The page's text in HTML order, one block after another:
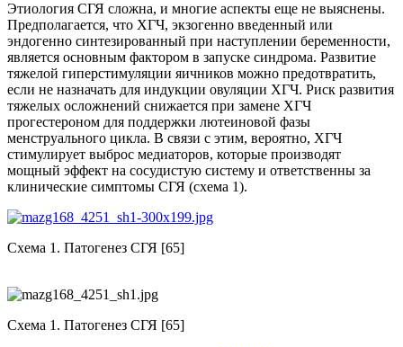
Этиология СГЯ сложна, и многие аспекты еще не выяснены.
Предполагается, что ХГЧ, экзогенно введенный или
эндогенно синтезированный при наступлении беременности,
является основным фактором в запуске синдрома. Развитие
тяжелой гиперстимуляции яичников можно предотвратить,
если не назначать для индукции овуляции ХГЧ. Риск развития
тяжелых осложнений снижается при замене ХГЧ
прогестероном для поддержки лютеиновой фазы
менструального цикла. В связи с этим, вероятно, ХГЧ
стимулирует выброс медиаторов, которые производят
мощный эффект на сосудистую систему и ответственны за
клинические симптомы СГЯ (схема 1).
Схема 1. Патогенез СГЯ [65]
Схема 1. Патогенез СГЯ [65]